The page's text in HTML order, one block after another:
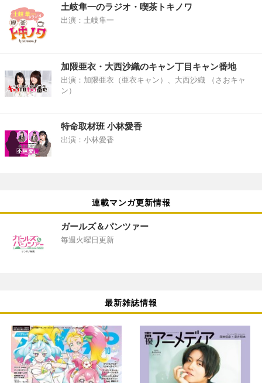
土岐隼一のラジオ・喫茶トキノワ
出演：土岐隼一
加隈亜衣・大西沙織のキャン丁目キャン番地
出演：加隈亜衣（亜衣キャン）、大西沙織 （さおキャ
ン）
特命取材班 小林愛香
出演：小林愛香
連載マンガ更新情報
ガールズ＆パンツァー
毎週火曜日更新
最新雑誌情報